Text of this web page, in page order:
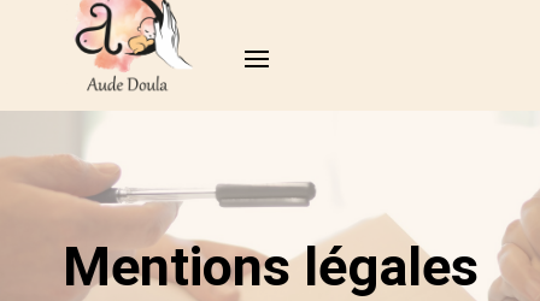
Mentions légales